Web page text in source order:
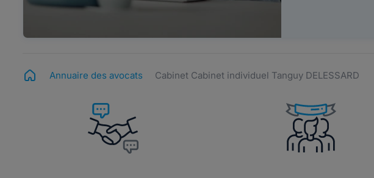
Annuaire des avocats Cabinet Cabinet individuel Tanguy DELESSARD